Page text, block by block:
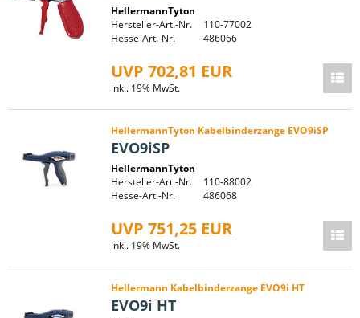
HellermannTyton
Hersteller-Art.-Nr.
110-77002
Hesse-Art.-Nr.
486066
UVP 702,81 EUR
inkl. 19% MwSt.
HellermannTyton Kabelbinderzange EVO9iSP
EVO9iSP
HellermannTyton
Hersteller-Art.-Nr.
110-88002
Hesse-Art.-Nr.
486068
UVP 751,25 EUR
inkl. 19% MwSt.
Hellermann Kabelbinderzange EVO9i HT
EVO9i HT